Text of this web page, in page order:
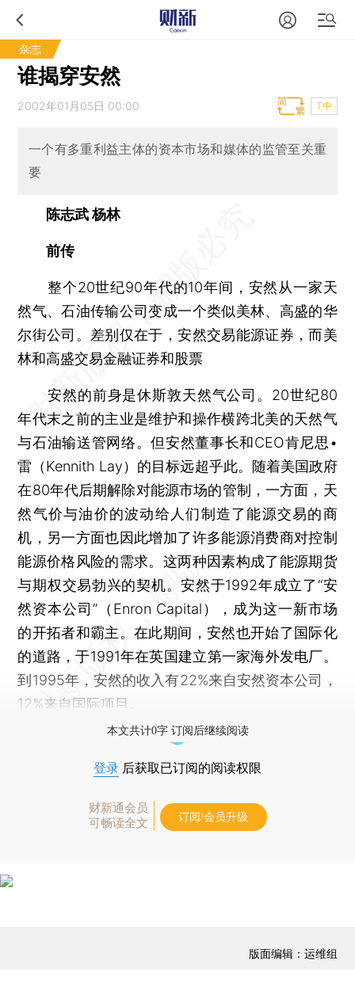
杂志
谁揭穿安然
2002年01月05日 00:00 T中
一个有多重利益主体的资本市场和媒体的监管至关重
要
陈志武 杨林
前传
整个20世纪90年代的10年间，安然从一家天
然气、石油传输公司变成一个类似美林、高盛的华
尔街公司。差别仅在于，安然交易能源证券，而美
林和高盛交易金融证券和股票
安然的前身是休斯敦天然气公司。20世纪80
年代末之前的主业是维护和操作横跨北美的天然气
与石油输送管网络。但安然董事长和CEO肯尼思•
雷（Kennith Lay）的目标远超乎此。随着美国政府
在80年代后期解除对能源市场的管制，一方面，天
然气价与油价的波动给人们制造了能源交易的商
机，另一方面也因此增加了许多能源消费商对控制
能源价格风险的需求。这两种因素构成了能源期货
与期权交易勃兴的契机。安然于1992年成立了“安
然资本公司”（Enron Capital），成为这一新市场
的开拓者和霸主。在此期间，安然也开始了国际化
的道路，于1991年在英国建立第一家海外发电厂。
到1995年，安然的收入有22%来自安然资本公司，
12%来自国际项目。
本文共计0字 订阅后继续阅读
登录 后获取已订阅的阅读权限
财新通会员
可畅读全文
订阅/会员升级
版面编辑：运维组